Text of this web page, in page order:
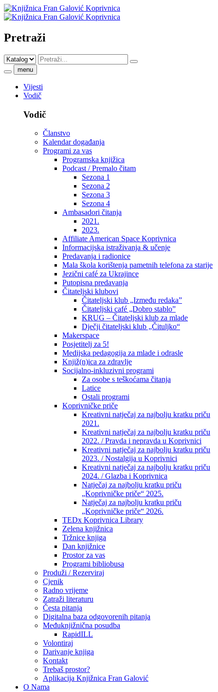
Pretraži
menu
Vijesti
Vodič
Vodič
Članstvo
Kalendar događanja
Programi za vas
Programska knjižica
Podcast / Premalo čitam
Sezona 1
Sezona 2
Sezona 3
Sezona 4
Ambasadori čitanja
2021.
2023.
Affiliate American Space Koprivnica
Informacijska istraživanja & učenje
Predavanja i radionice
Mala škola korištenja pametnih telefona za starije
Jezični café za Ukrajince
Putopisna predavanja
Čitateljski klubovi
Čitateljski klub „Između redaka”
Čitateljski café „Dobro stablo”
KRUG – Čitateljski klub za mlade
Dječji čitateljski klub „Čituljko“
Makerspace
Posjetitelj za 5!
Medijska pedagogija za mlade i odrasle
Knjiž(n)ica za zdravlje
Socijalno-inkluzivni programi
Za osobe s teškoćama čitanja
Latice
Ostali programi
Koprivničke priče
Kreativni natječaj za najbolju kratku priču
2021.
Kreativni natječaj za najbolju kratku priču
2022. / Pravda i nepravda u Koprivnici
Kreativni natječaj za najbolju kratku priču
2023. / Nostalgija u Koprivnici
Kreativni natječaj za najbolju kratku priču
2024. / Glazba i Koprivnica
Natječaj za najbolju kratku priču
„Koprivničke priče“ 2025.
Natječaj za najbolju kratku priču
„Koprivničke priče“ 2026.
TEDx Koprivnica Library
Zelena knjižnica
Tržnice knjiga
Dan knjižnice
Prostor za vas
Programi bibliobusa
Produži / Rezerviraj
Cjenik
Radno vrijeme
Zatraži literaturu
Česta pitanja
Digitalna baza odgovorenih pitanja
Međuknjižnična posudba
RapidILL
Volontiraj
Darivanje knjiga
Kontakt
Trebaš prostor?
Aplikacija Knjižnica Fran Galović
O Nama